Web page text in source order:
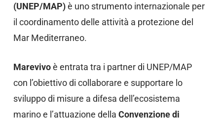
(UNEP/MAP)è uno strumento internazionale per
il coordinamento delle attività a protezione del
Mar Mediterraneo.
Marevivoè entrata tra i partner di UNEP/MAP
con l’obiettivo di collaborare e supportare lo
sviluppo di misure a difesa dell’ecosistema
marino e l’attuazione della Convenzione di